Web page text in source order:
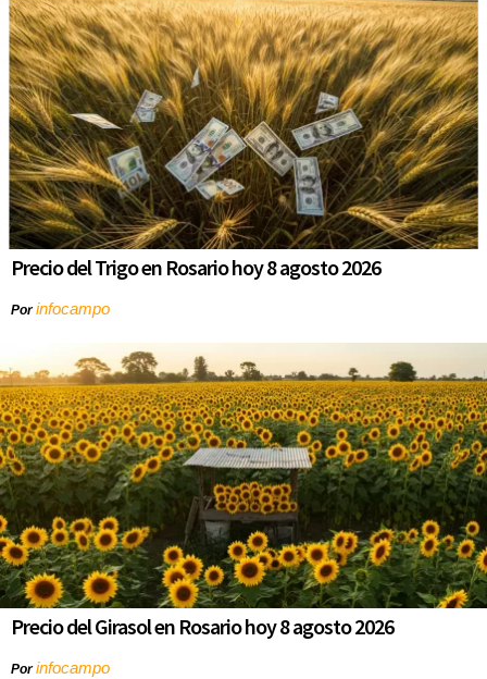
Precio del Trigo en Rosario hoy 8 agosto 2026
Porinfocampo
Precio del Girasol en Rosario hoy 8 agosto 2026
Porinfocampo